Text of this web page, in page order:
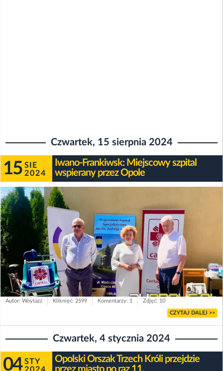
Czwartek, 15 sierpnia 2024
15 SIE
2024
Iwano-Frankiwsk: Miejscowy szpital
wspierany przez Opole
Autor: Woytazz Kliknięć: 2599 Komentarzy: 1 Zdjęć: 10
CZYTAJ DALEJ >>
Czwartek, 4 stycznia 2024
04 STY
Opolski Orszak Trzech Króli przejdzie
przez miasto po raz 11.